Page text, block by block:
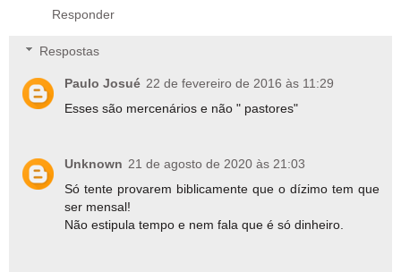
Responder
Respostas
Paulo Josué 22 de fevereiro de 2016 às 11:29
Esses são mercenários e não " pastores"
Unknown 21 de agosto de 2020 às 21:03
Só tente provarem biblicamente que o dízimo tem que
ser mensal!
Não estipula tempo e nem fala que é só dinheiro.